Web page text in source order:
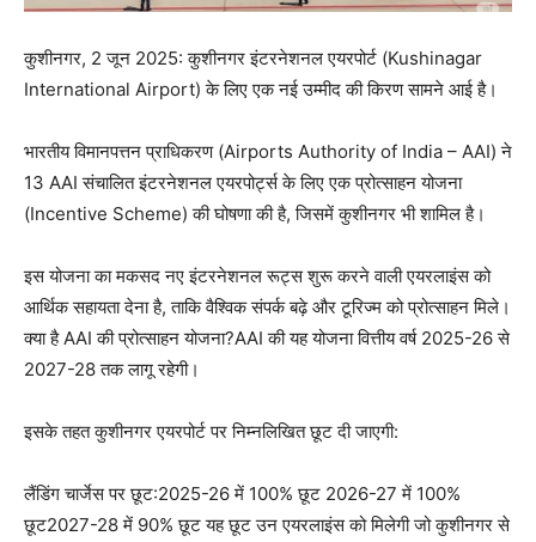
कुशीनगर, 2 जून 2025: कुशीनगर इंटरनेशनल एयरपोर्ट (Kushinagar
International Airport) के लिए एक नई उम्मीद की किरण सामने आई है।
भारतीय विमानपत्तन प्राधिकरण (Airports Authority of India – AAI) ने
13 AAI संचालित इंटरनेशनल एयरपोर्ट्स के लिए एक प्रोत्साहन योजना
(Incentive Scheme) की घोषणा की है, जिसमें कुशीनगर भी शामिल है।
इस योजना का मकसद नए इंटरनेशनल रूट्स शुरू करने वाली एयरलाइंस को
आर्थिक सहायता देना है, ताकि वैश्विक संपर्क बढ़े और टूरिज्म को प्रोत्साहन मिले।
क्या है AAI की प्रोत्साहन योजना?AAI की यह योजना वित्तीय वर्ष 2025-26 से
2027-28 तक लागू रहेगी।
इसके तहत कुशीनगर एयरपोर्ट पर निम्नलिखित छूट दी जाएगी:
लैंडिंग चार्जेस पर छूट:2025-26 में 100% छूट 2026-27 में 100%
छूट2027-28 में 90% छूट यह छूट उन एयरलाइंस को मिलेगी जो कुशीनगर से